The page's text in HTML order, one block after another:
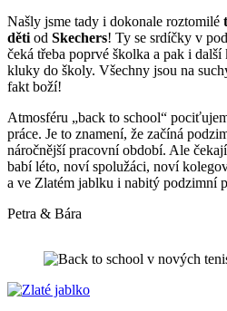
Našly jsme tady i dokonale roztomilé
děti od Skechers! Ty se srdíčky v
čeká třeba poprvé školka a pak i
kluky do školy. Všechny jsou na
fakt boží!
Atmosféru „back to school“
práce. Je to znamení, že začíná
náročnější pracovní období. Ale
babí léto, noví spolužáci, noví
a ve Zlatém jablku i nabitý podzimní
Petra & Bára